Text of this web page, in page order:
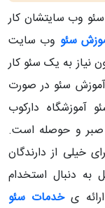
وب سایتشان کار
سئو وب سایت
نیاز به یک سئو کار
آموزش سئو در صورت
آموزشگاه دارکوب
صبر و حوصله است.
خیلی از دارندگان
دنبال استخدام
یخدمات سئو